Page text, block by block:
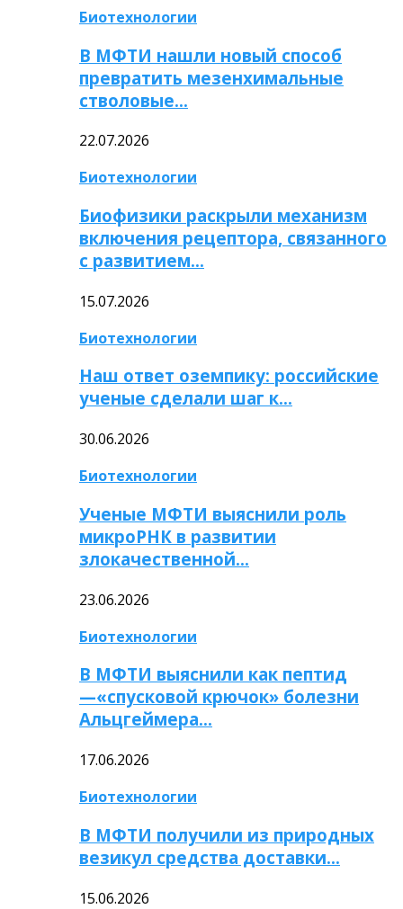
Биотехнологии
В МФТИ нашли новый способ
превратить мезенхимальные
стволовые…
22.07.2026
Биотехнологии
Биофизики раскрыли механизм
включения рецептора, связанного
с развитием…
15.07.2026
Биотехнологии
Наш ответ оземпику: российские
ученые сделали шаг к…
30.06.2026
Биотехнологии
Ученые МФТИ выяснили роль
микроРНК в развитии
злокачественной…
23.06.2026
Биотехнологии
В МФТИ выяснили как пептид
—«спусковой крючок» болезни
Альцгеймера…
17.06.2026
Биотехнологии
В МФТИ получили из природных
везикул средства доставки…
15.06.2026